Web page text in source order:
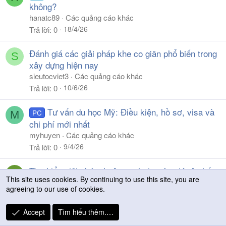
không?
hanatc89 Các quảng cáo khác
Trả lời 0 18/4/26
S
Đánh giá các giải pháp khe co giãn phổ biến trong
xây dựng hiện nay
sieutocviet3 Các quảng cáo khác
Trả lời 0 10/6/26
M PC Tư vấn du học Mỹ: Điều kiện, hồ sơ, visa và
chi phí mới nhất
myhuyen Các quảng cáo khác
Trả lời 0 9/4/26
Đ
Tìm hiểu giải pháp thuê quạt hơi nước giá rẻ chống
nóng hiệu quả cho hoạt động mùa nắng
Điện Máy Vi Co Các quảng cáo khác
Trả lời 0 3/6/26
This site uses cookies. By continuing to use this site, you are
agreeing to our use of cookies.
Accept Tìm hiểu thêm.…